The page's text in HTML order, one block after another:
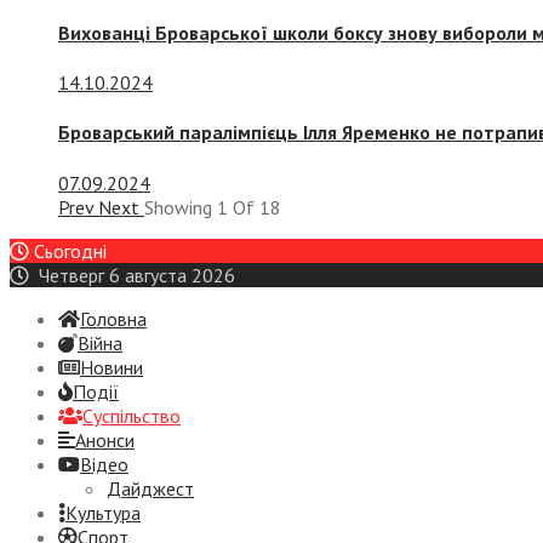
Вихованці Броварської школи боксу знову вибороли
14.10.2024
Броварський паралімпієць Ілля Яременко не
07.09.2024
Prev Next Showing 1 Of 18
Сьогодні
Четверг 6 августа 2026
Головна
Війна
Новини
Події
Суспiльство
Анонси
Відео
Дайджест
Культура
Спорт